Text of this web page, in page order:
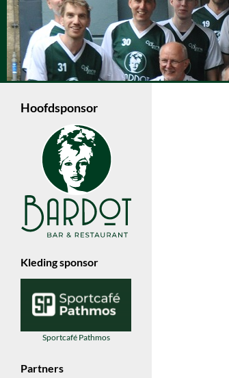
Ga
naar
de
inhoud
Volleybalvereniging Vips Bardot
Zoeken
Enschede die met 6 dames- en 4
herenteams in de Nevobo competitie
Hoofdsponsor
Kleding sponsor
Sportcafé Pathmos
Partners